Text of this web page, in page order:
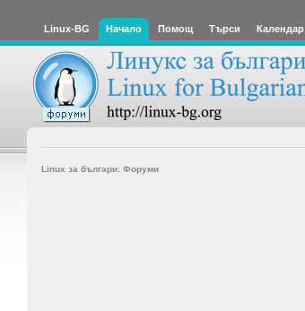
Linux-BG Начало Помощ Търси Календар
Linux за българи: Форуми